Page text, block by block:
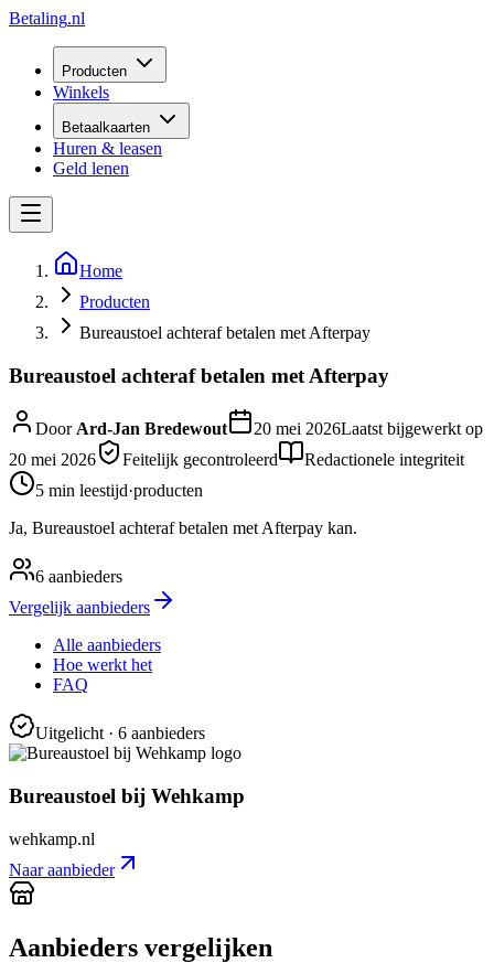
Betaling.nl
Producten
Winkels
Betaalkaarten
Huren & leasen
Geld lenen
Home
Producten
Bureaustoel achteraf betalen met Afterpay
Bureaustoel achteraf betalen met Afterpay
DoorArd-Jan Bredewout 20 mei 2026Laatst bijgewerkt op
20 mei 2026
Feitelijk gecontroleerd
Redactionele integriteit
5 min leestijd·producten
Ja, Bureaustoel achteraf betalen met Afterpay kan.
6 aanbieders
Vergelijk aanbieders
Alle aanbieders
Hoe werkt het
FAQ
Uitgelicht· 6 aanbieders
Bureaustoel bij Wehkamp
wehkamp.nl
Naar aanbieder
Aanbieders vergelijken